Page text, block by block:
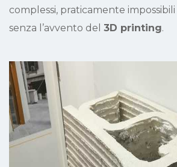
complessi, praticamente
senza l’avvento del 3D printing.